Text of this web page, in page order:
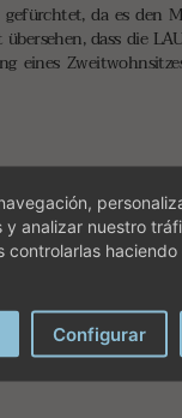
da es den
dass die
eines
einer Immobilie in
oft aber
Tragweiter
analizar nuestro
controlarlas haciendo
Configurar